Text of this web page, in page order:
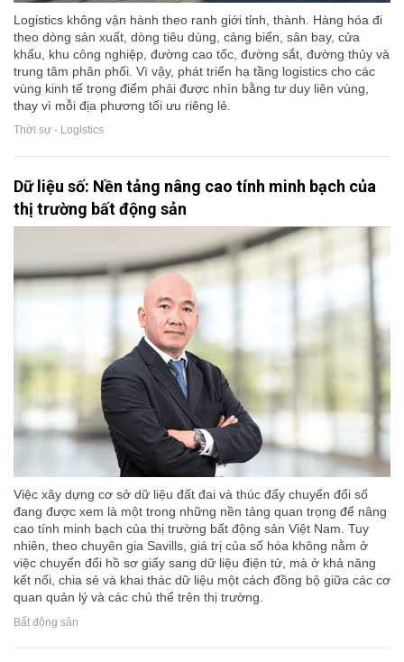
Logistics không vận hành theo ranh giới tỉnh, thành. Hàng hóa đi
theo dòng sản xuất, dòng tiêu dùng, cảng biển, sân bay, cửa
khẩu, khu công nghiệp, đường cao tốc, đường sắt, đường thủy và
trung tâm phân phối. Vì vậy, phát triển hạ tầng logistics cho các
vùng kinh tế trọng điểm phải được nhìn bằng tư duy liên vùng,
thay vì mỗi địa phương tối ưu riêng lẻ.
Thời sự - Logistics
Dữ liệu số: Nền tảng nâng cao tính minh bạch của
thị trường bất động sản
Việc xây dựng cơ sở dữ liệu đất đai và thúc đẩy chuyển đổi số
đang được xem là một trong những nền tảng quan trọng để nâng
cao tính minh bạch của thị trường bất động sản Việt Nam. Tuy
nhiên, theo chuyên gia Savills, giá trị của số hóa không nằm ở
việc chuyển đổi hồ sơ giấy sang dữ liệu điện tử, mà ở khả năng
kết nối, chia sẻ và khai thác dữ liệu một cách đồng bộ giữa các cơ
quan quản lý và các chủ thể trên thị trường.
Bất động sản